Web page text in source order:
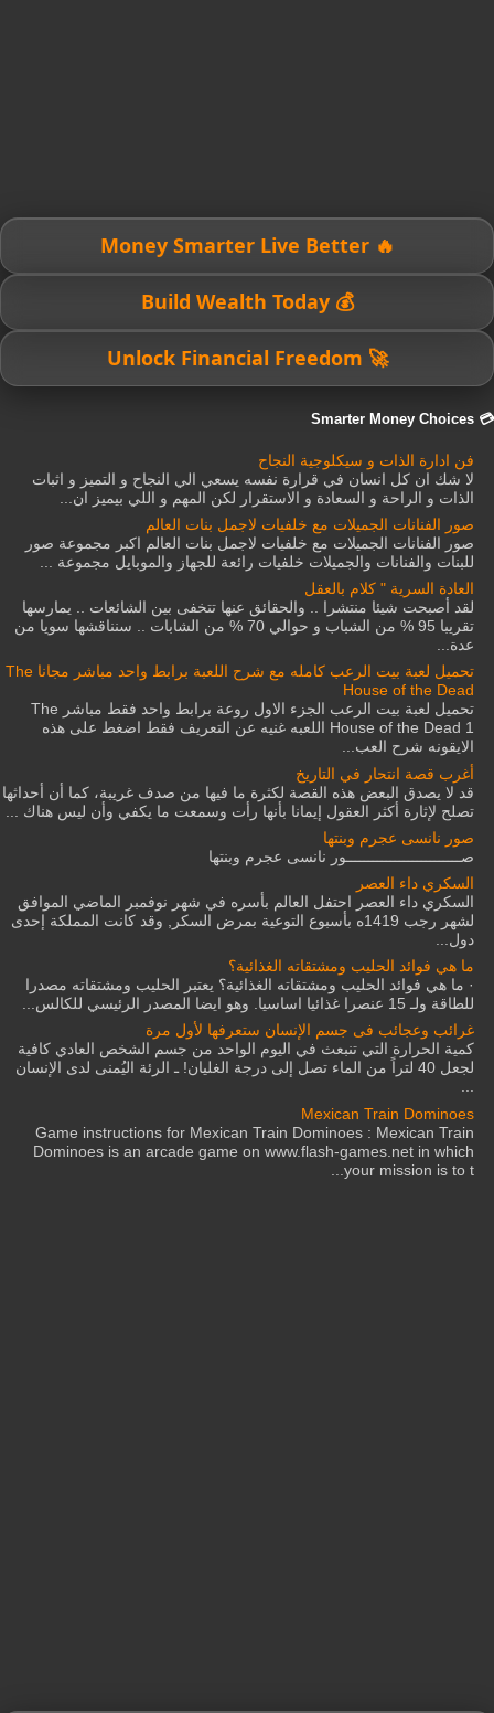
🔥 Money Smarter Live Better
💰 Build Wealth Today
🚀 Unlock Financial Freedom
💳 Smarter Money Choices
فن ادارة الذات و سيكلوجية النجاح
لا شك ان كل انسان في قرارة نفسه يسعي الي النجاح و التميز و اثبات
الذات و الراحة و السعادة و الاستقرار لكن المهم و اللي بيميز ان...
صور الفنانات الجميلات مع خلفيات لاجمل بنات العالم
صور الفنانات الجميلات مع خلفيات لاجمل بنات العالم اكبر مجموعة صور
للبنات والفنانات والجميلات خلفيات رائعة للجهاز والموبايل مجموعة ...
العادة السرية " كلام بالعقل
لقد أصبحت شيئا منتشرا .. والحقائق عنها تتخفى بين الشائعات .. يمارسها
تقريبا 95 % من الشباب و حوالي 70 % من الشابات .. سنناقشها سويا من
عدة...
تحميل لعبة بيت الرعب كامله مع شرح اللعبة برابط واحد مباشر مجانا The
House of the Dead
تحميل لعبة بيت الرعب الجزء الاول روعة برابط واحد فقط مباشر The
House of the Dead 1 اللعبه غنيه عن التعريف فقط اضغط على هذه
الايقونه شرح العب...
أغرب قصة انتحار في التاريخ
قد لا يصدق البعض هذه القصة لكثرة ما فيها من صدف غريبة، كما أن أحداثها
تصلح لإثارة أكثر العقول إيمانا بأنها رأت وسمعت ما يكفي وأن ليس هناك ...
صور نانسى عجرم وبنتها
صــــــــــــــــــــــــــور نانسى عجرم وبنتها
السكري داء العصر
السكري داء العصر احتفل العالم بأسره في شهر نوفمبر الماضي الموافق
لشهر رجب 1419ه بأسبوع التوعية بمرض السكر, وقد كانت المملكة إحدى
دول...
ما هي فوائد الحليب ومشتقاته الغذائية؟
· ما هي فوائد الحليب ومشتقاته الغذائية؟ يعتبر الحليب ومشتقاته مصدرا
للطاقة ولـ 15 عنصرا غذائيا اساسيا. وهو ايضا المصدر الرئيسي للكالس...
غرائب وعجائب فى جسم الإنسان ستعرفها لأول مرة
كمية الحرارة التي تنبعث في اليوم الواحد من جسم الشخص العادي كافية
لجعل 40 لتراً من الماء تصل إلى درجة الغليان! ـ الرئة اليُمنى لدى الإنسان
...
Mexican Train Dominoes
Game instructions for Mexican Train Dominoes : Mexican Train
Dominoes is an arcade game on www.flash-games.net in which
your mission is to t...